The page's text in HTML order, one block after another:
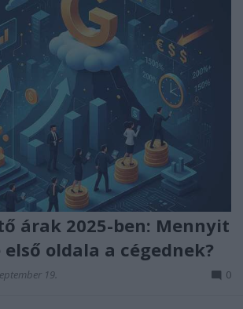
árak 2025-ben: Mennyit
első oldala a cégednek?
19. 0